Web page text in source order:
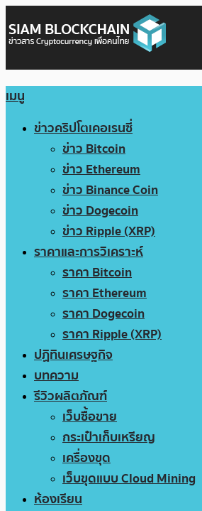
เมนู
ข่าวคริปโตเคอเรนซี่
ข่าว Bitcoin
ข่าว Ethereum
ข่าว Binance Coin
ข่าว Dogecoin
ข่าว Ripple (XRP)
ราคาและการวิเคราะห์
ราคา Bitcoin
ราคา Ethereum
ราคา Dogecoin
ราคา Ripple (XRP)
ปฏิทินเศรษฐกิจ
บทความ
รีวิวผลิตภัณฑ์
เว็บซื้อขาย
กระเป๋าเก็บเหรียญ
เครื่องขุด
เว็บขุดแบบ Cloud Mining
ห้องเรียน